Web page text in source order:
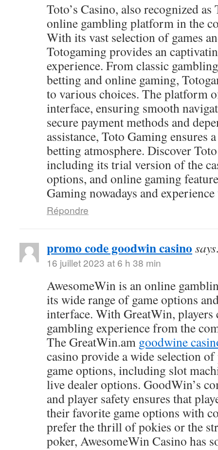
Toto’s Casino, also recognized
online gambling platform in the
With its vast selection of games
Totogaming provides an
experience. From classic
betting and online gaming,
to various choices. The platform
interface, ensuring smooth
secure payment methods and
assistance, Toto Gaming ensures
betting atmosphere. Discover
including its trial version of the
options, and online gaming
Gaming nowadays and
Répondre
promo code goodwin casino
16 juillet 2023 at 6 h 38 min
AwesomeWin is an online
its wide range of game options
interface. With GreatWin, players
gambling experience from the
The GreatWin.am goodwine
casino provide a wide selection
game options, including slot
live dealer options. GoodWin’s
and player safety ensures that
their favorite game options with
prefer the thrill of pokies or the
poker, AwesomeWin Casino has